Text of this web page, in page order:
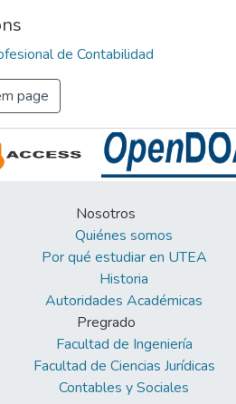
de Contabilidad
page
Nosotros
Quiénes somos
Por qué estudiar en UTEA
Historia
Autoridades Académicas
Pregrado
Facultad de Ingeniería
Facultad de Ciencias Jurídicas
Contables y Sociales